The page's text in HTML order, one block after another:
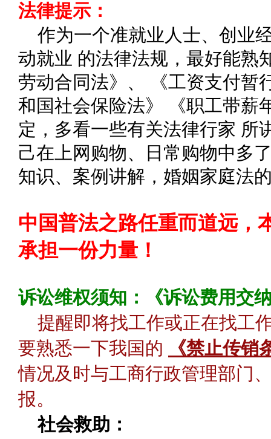
法律提示：
作为一个准就业人士、创业
动就业 的法律法规，最好能熟
劳动合同法》、 《工资支付暂
和国社会保险法》 《职工带薪
定，多看一些有关法律行家 所
己在上网购物、日常购物中多
知识、案例讲解，婚姻家庭法
中国普法之路任重而道远，
承担一份力量！
诉讼维权须知：《诉讼费用交
提醒即将找工作或正在找工
要熟悉一下我国的
《禁止传销
情况及时与工商行政管理部门
报。
社会救助：